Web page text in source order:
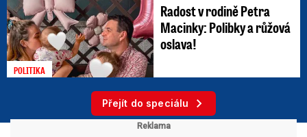
POLITIKA
Radost v rodině Petra
Macinky: Polibky a růžová
oslava!
Přejít do speciálu